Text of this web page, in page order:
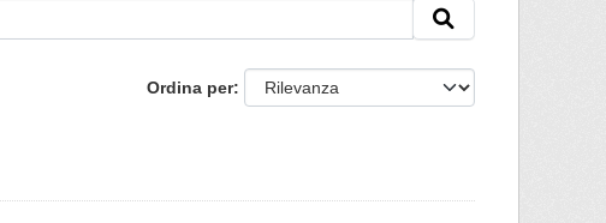
Ordina per